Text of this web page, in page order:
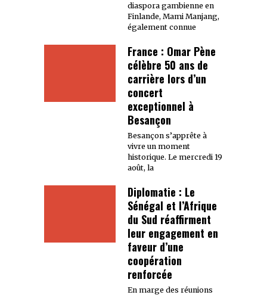
diaspora gambienne en
Finlande, Mami Manjang,
également connue
France : Omar Pène
célèbre 50 ans de
carrière lors d’un
concert
exceptionnel à
Besançon
Besançon s’apprête à
vivre un moment
historique. Le mercredi 19
août, la
Diplomatie : Le
Sénégal et l’Afrique
du Sud réaffirment
leur engagement en
faveur d’une
coopération
renforcée
En marge des réunions